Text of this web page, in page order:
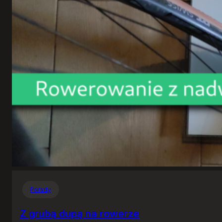
Porady
Z grubą dupą na rowerze